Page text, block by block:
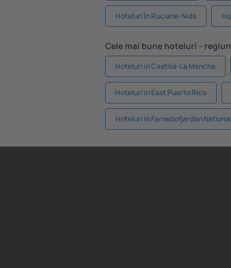
Hoteluri în Ruciane-Nida
Cele mai bune hoteluri -
Hoteluri in Castilia-La Mancha
Hoteluri in East Puerto Rico
Hoteluri in Farnebofjarden